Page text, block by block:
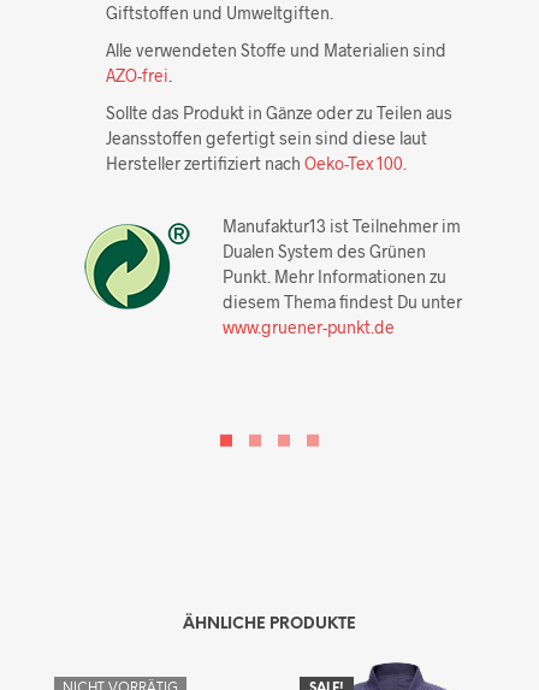
Giftstoffen und Umweltgiften.
Alle verwendeten Stoffe und Materialien sind
AZO-frei
Sollte das Produkt in Gänze oder zu Teilen aus
Jeansstoffen gefertigt sein sind diese laut
Hersteller zertifiziert nach Oeko-Tex 100.
Manufaktur13 ist Teilnehmer im
Dualen System des Grünen
Punkt. Mehr Informationen zu
diesem Thema findest Du unter
www.gruener-punkt.de
ÄHNLICHE PRODUKTE